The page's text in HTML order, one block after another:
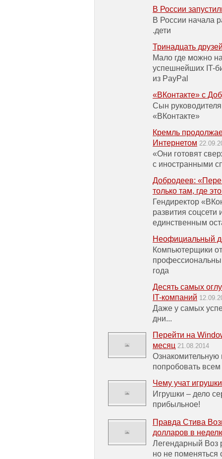
В России
В России начала
.дети
Тринадцать
Мало где можно
успешнейших IT-
из PayPal
«ВКонтакте» с
Сын
«ВКонтакте»
Кремль
Интернетом
«Они готовят
с иностранными
Добродеев:
только там, где
Гендиректор
развития
единственным
Неофициальный
Компьютерщики
года
Десять самых
IT-компаний
Даже у самых
дни...
Перейти на
месяц 21.08.2014
Ознакомительную
попробовать
Чему учат
Игрушки – дело
прибыльное!
Правда Стива
долларов в
Легендарный Воз
но не поменяться